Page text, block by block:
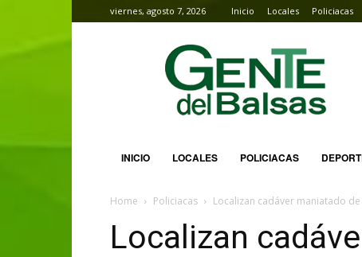
viernes, agosto 7, 2026 Inicio Locales Policiacas
Gente
del
Balsas
INICIO LOCALES POLICIACAS
Home Policiacas Localizan cadáver maniatado
Localizan